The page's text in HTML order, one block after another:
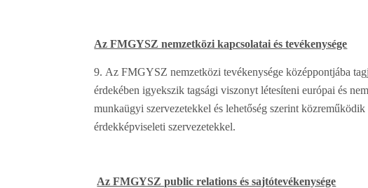
Az FMGYSZ nemzetközi kapcsolatai és tevékenysége
Az FMGYSZ nemzetközi tevékenysége középpontjába
érdekében igyekszik tagsági viszonyt létesíteni európai és
munkaügyi szervezetekkel és lehetőség szerint
érdekképviseleti szervezetekkel.
Az FMGYSZ public relations és sajtótevékenysége